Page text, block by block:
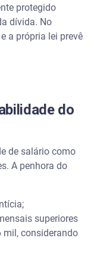
protegido
dívida. No
a própria lei prevê
do
de salário como
A penhora do
superiores
mil, considerando